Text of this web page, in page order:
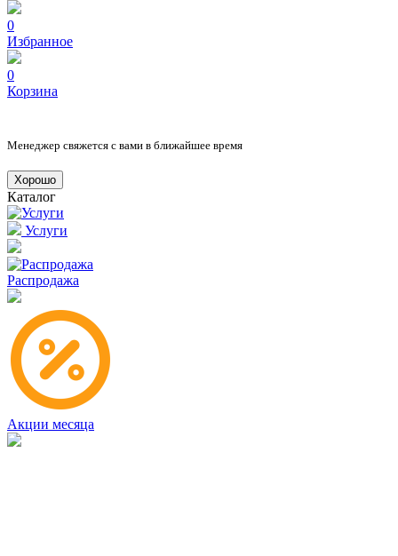
0
Избранное
0
Корзина
Менеджер свяжется с вами в ближайшее время
Хорошо
Каталог
Услуги
Распродажа
Акции месяца